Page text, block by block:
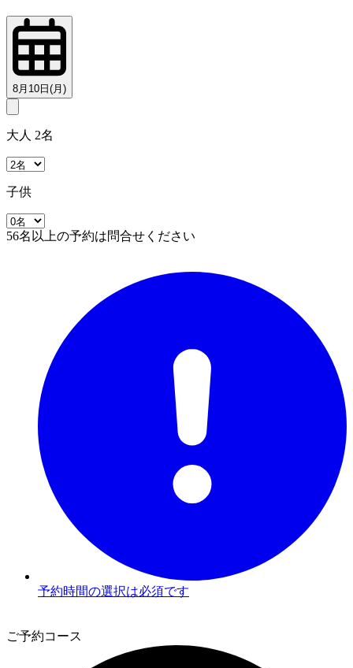
8月10日(月)
大人 2名
子供
56名以上の予約は問合せください
予約時間の選択は必須です
ご予約コース